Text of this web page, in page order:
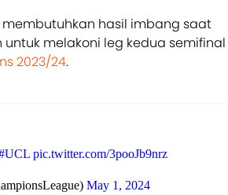
hasil imbang saat
untuk melakoni leg kedua semifinal
2023/24.
pic.twitter.com/3pooJb9nrz
May 1, 2024